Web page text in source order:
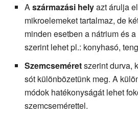
A származási helyazt árulja
mikroelemeket tartalmaz, de
minden esetben a nátrium és
szerint lehet pl.: konyhasó,
Szemcseméretszerint durva,
sót különbözetünk meg. A
módok hatékonyságát lehet
szemcsemérettel.